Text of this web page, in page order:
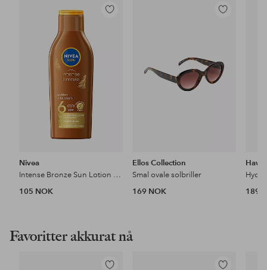
Legg
Nivea
Intense Bronze Sun Lotion SPF6
105 NOK
Legg
Ellos Collection
Smal ovale solbriller
169 NOK
189
Favoritter akkurat nå